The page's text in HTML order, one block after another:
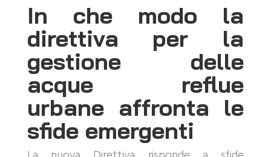
In che modo la
direttiva per la
gestione delle
acque reflue
urbane affronta le
sfide emergenti